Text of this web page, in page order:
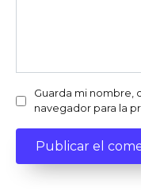
Guarda mi nombre,
navegador para la